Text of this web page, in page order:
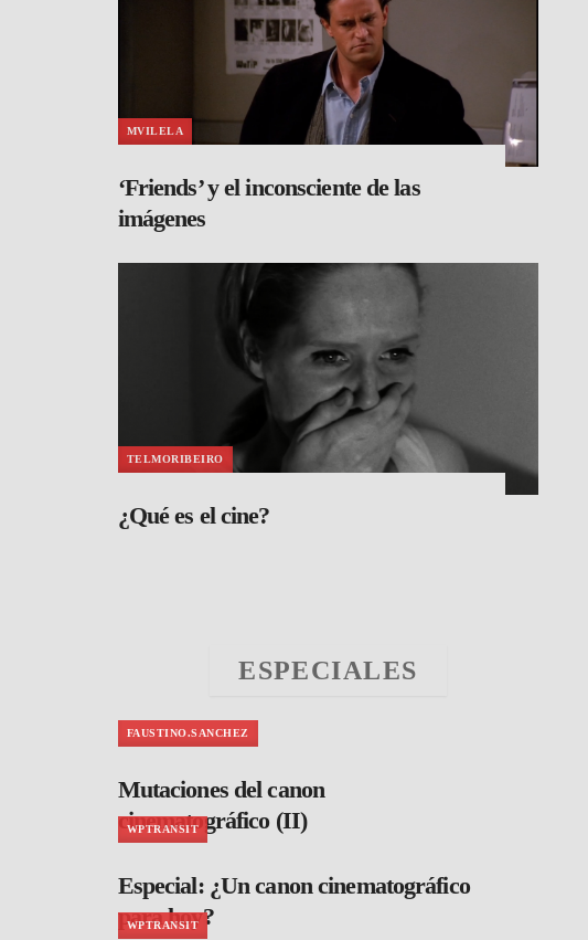
MVILELA
‘Friends’ y el inconsciente de las
imágenes
TELMORIBEIRO
¿Qué es el cine?
ESPECIALES
FAUSTINO.SANCHEZ
Mutaciones del canon
cinematográfico (II)
WPTRANSIT
Especial: ¿Un canon cinematográfico
para hoy?
WPTRANSIT